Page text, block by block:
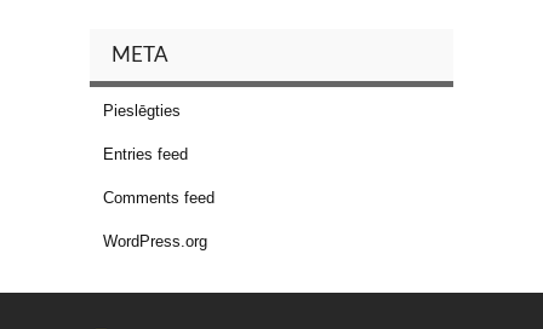
META
Pieslēgties
Entries feed
Comments feed
WordPress.org